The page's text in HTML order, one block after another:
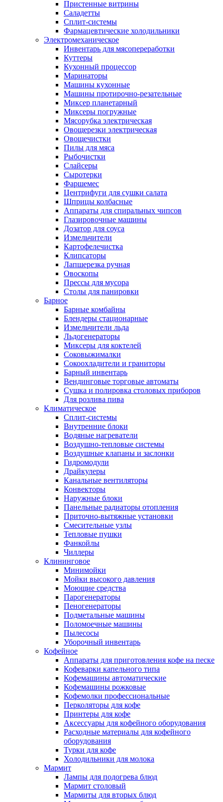
Пристенные витрины
Саладетты
Сплит-системы
Фармацевтические холодильники
Электромеханическое
Инвентарь для мясопереработки
Куттеры
Кухонный процессор
Маринаторы
Машины кухонные
Машины протирочно-резательные
Миксер планетарный
Миксеры погружные
Мясорубка электрическая
Овощерезки электрическая
Овощечистки
Пилы для мяса
Рыбочистки
Слайсеры
Сыротерки
Фаршемес
Центрифуги для сушки салата
Шприцы колбасные
Аппараты для спиральных чипсов
Глазировочные машины
Дозатор для соуса
Измельчители
Картофелечистка
Клипсаторы
Лапшерезка ручная
Овоскопы
Прессы для мусора
Столы для панировки
Барное
Барные комбайны
Блендеры стационарные
Измельчители льда
Льдогенераторы
Миксеры для коктелей
Соковыжималки
Сокоохладители и граниторы
Барный инвентарь
Вендинговые торговые автоматы
Сушка и полировка столовых приборов
Для розлива пива
Климатическое
Сплит-системы
Внутренние блоки
Водяные нагреватели
Воздушно-тепловые системы
Воздушные клапаны и заслонки
Гидромодули
Драйкулеры
Канальные вентиляторы
Конвекторы
Наружные блоки
Панельные радиаторы отопления
Приточно-вытяжные установки
Смесительные узлы
Тепловые пушки
Фанкойлы
Чиллеры
Клининговое
Минимойки
Мойки высокого давления
Моющие средства
Парогенераторы
Пеногенераторы
Подметальные машины
Поломоечные машины
Пылесосы
Уборочный инвентарь
Кофейное
Аппараты для приготовления кофе на песке
Кофеварки капельного типа
Кофемашины автоматические
Кофемашины рожковые
Кофемолки профессиональные
Перколяторы для кофе
Принтеры для кофе
Аксессуары для кофейного оборудования
Расходные материалы для кофейного
оборудования
Турки для кофе
Холодильники для молока
Мармит
Лампы для подогрева блюд
Мармит столовый
Мармиты для вторых блюд